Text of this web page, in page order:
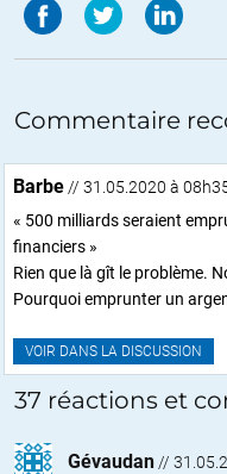
Commentaire
Barbe // 31.05.2020 à
« 500 milliards seraient
financiers »
Rien que là gît le problème.
Pourquoi emprunter un
VOIR DANS LA DISCUSSION
37 réactions et
Gévaudan //